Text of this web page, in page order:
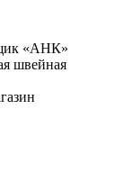
«АНК»
швейная